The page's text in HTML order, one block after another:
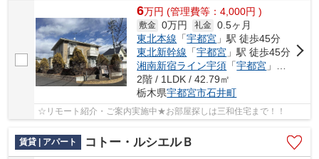
6万円 (管理費等：4,000円 )
敷金 0万円 礼金 0.5ヶ月
東北本線 「宇都宮 」駅 徒歩45分
東北新幹線 「宇都宮 」駅 徒歩45分
湘南新宿ライン宇須 「宇都宮 」駅 徒歩45分
2階 / 1LDK / 42.79㎡
栃木県宇都宮市石井町
☆リモート紹介・ご案内実施中★お部屋探しは三和住宅まで！！
賃貸 | アパート コトー・ルシエルＢ